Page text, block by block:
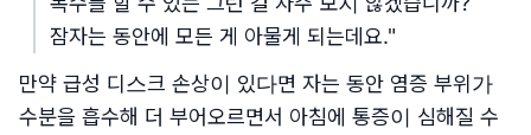
잠자는 동안에 모든 게 아물게 되는데요."
만약 급성 디스크 손상이 있다면 자는 동안 염증 부위가
수분을 흡수해 더 부어오르면서 아침에 통증이 심해질 수